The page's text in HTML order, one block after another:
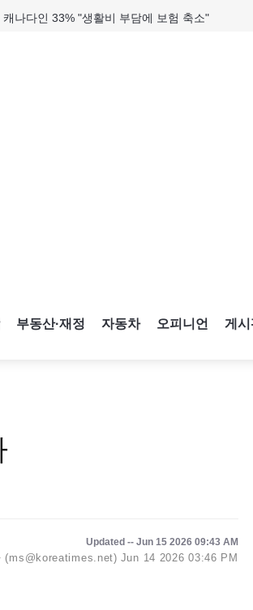
캐나다인 33% "생활비 부담에 보험 축소"
부동산·재정 자동차 오피니언 게시
Updated -- Jun 15 2026 09:43 AM
(ms@koreatimes.net) Jun 14 2026 03:46 PM